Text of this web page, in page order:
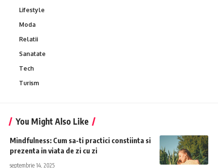
Lifestyle
Moda
Relatii
Sanatate
Tech
Turism
You Might Also Like
Mindfulness: Cum sa-ti practici constiinta si
prezenta in viata de zi cu zi
septembrie 14, 2025